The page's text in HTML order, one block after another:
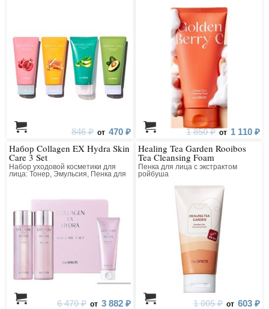
846 ₽ от 470 ₽ 1 850 ₽ от 1 110 ₽
Набор Collagen EX Hydra Skin
Care 3 Set
Набор уходовой косметики для
лица: Тонер, Эмульсия, Пенка для
6 470 ₽ от 3 882 ₽
Healing Tea Garden Rooibos
Tea Cleansing Foam
Пенка для лица с экстрактом
ройбуша
1 005 ₽ от 603 ₽